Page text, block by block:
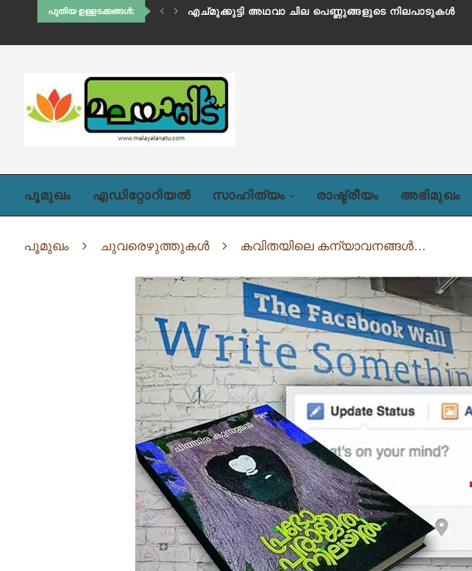
പുതിയ ഉള്ളടക്കങ്ങൾ: എച്മുക്കുട്ടി അഥവാ ചില പെണ്ണുങ്ങളുടെ നിലപാടുകൾ
വല്യമ്മ
പൂമുഖം എഡിറ്റോറിയൽ സാഹിത്യം രാഷ്ട്രീയം അഭിമുഖം
പൂമുഖം ചുവരെഴുത്തുകൾ കവിതയിലെ കന്യാവനങ്ങൾ…